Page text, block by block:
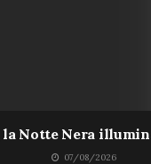
Notte Nera
07/08/2026